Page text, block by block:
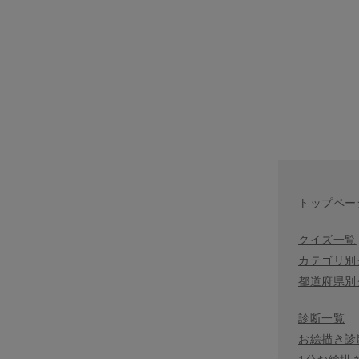
トップペー
クイズ一覧
カテゴリ
都道府県
診断一覧
お絵描き